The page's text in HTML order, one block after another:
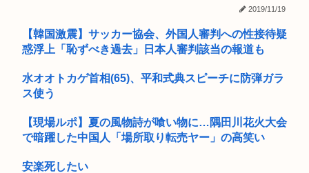
靖国神社「軍服のコスプレやめろ、"慰霊"の意味考えろ」
ネトウヨ「在日特権やばい。働かずに年間600万円もらって豪
遊して...
さいきん戦争について勉強してるんだけどヤバい事知った
『ポケモンカード』バンダイのカードゲームも転売対策に”マ
イナンバ...
アメリカ人「ヘイ！JAP！なぜ和ゲーは主人公が喋らないんだ
い？異...
2019/11/19
【韓国激震】サッカー協会、外国人審判への性接待疑
惑浮上「恥ずべき過去」日本人審判該当の報道も
水オオトカゲ首相(65)、平和式典スピーチに防弾ガラ
ス使う
【現場ルポ】夏の風物詩が喰い物に…隅田川花火大会
で暗躍した中国人「場所取り転売ヤー」の高笑い
安楽死したい